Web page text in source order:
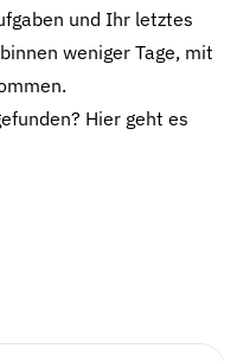
und Ihr letztes
weniger Tage, mit
Hier geht es